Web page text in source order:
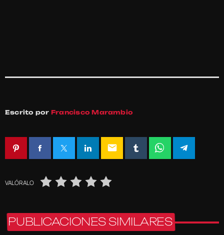
Escrito por Francisco Marambio
email
VALÓRALO
PUBLICACIONES SIMILARES